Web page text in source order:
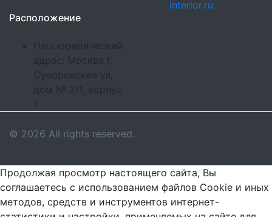
interior.ru
Расположение
Наш юридический
адрес: Москва г,
Суворовская ул,
дом № 2/1, корпус
© 2026 All rights reserved.
Продолжая просмотр настоящего сайта, Вы
соглашаетесь с использованием файлов Cookie и иных
методов, средств и инструментов интернет-